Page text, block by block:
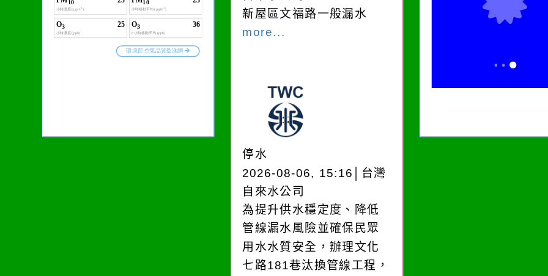
新屋區文福路一般漏水
more...
停水
2026-08-06, 15:16│台灣
自來水公司
為提升供水穩定度、降低
管線漏水風險並確保民眾
用水水質安全，辦理文化
七路181巷汰換管線工程，